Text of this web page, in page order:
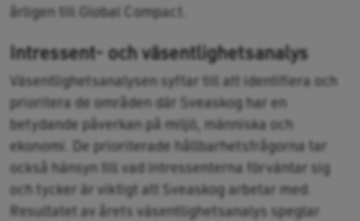
årligen till Global Compact.
Intressent- och väsentlighetsanalys
Väsentlighetsanalysen syftar till att identifiera och
prioritera de områden där Sveaskog har en
betydande påverkan på miljö, människa och
ekonomi. De prioriterade hållbarhetsfrågorna tar
också hänsyn till vad intressenterna förväntar sig
och tycker är viktigt att Sveaskog arbetar med.
Resultatet av årets väsentlighetsanalys speglar